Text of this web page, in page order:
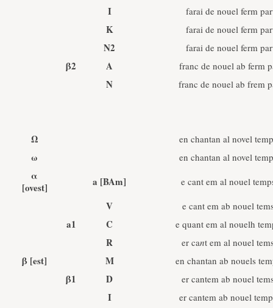
I farai de nouel ferm
K farai de nouel ferm
N2 farai de nouel ferm
β2 A franc de nouel ab ferm
N franc de nouel ab frem
Ω en chantan al novel
ω en chantan al novel
α
[ovest]
a [BAm] e cant em al nouel
V e cant em ab nouel
a1 C e quant em al nouelh
R er cant em al nouel
β [est] M en chantan ab nouels
β1 D er cantem ab nouel
I er cantem ab nouel